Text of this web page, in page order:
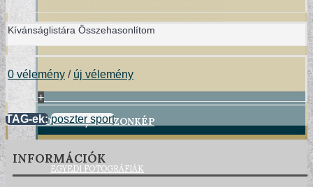
+
POSZTER/VÁSZONKÉP
EGYEDI FOTOGRÁFIÁK
Kívánságlistára Összehasonlítom
0 vélemény / új vélemény
TAG-ek: poszter sport
INFORMÁCIÓK